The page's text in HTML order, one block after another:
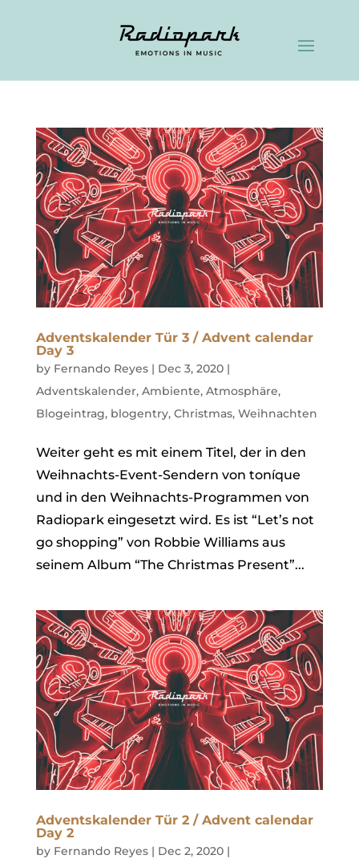
Adventskalender Tür 3 / Advent calendar
Day 3
by Fernando Reyes| Dec 3, 2020|
Adventskalender, Ambiente, Atmosphäre,
Blogeintrag, blogentry, Christmas, Weihnachten
Weiter geht es mit einem Titel, der in den
Weihnachts-Event-Sendern von toníque
und in den Weihnachts-Programmen von
Radiopark eingesetzt wird. Es ist “Let’s not
go shopping” von Robbie Williams aus
seinem Album “The Christmas Present”...
Adventskalender Tür 2 / Advent calendar
Day 2
by Fernando Reyes| Dec 2, 2020|